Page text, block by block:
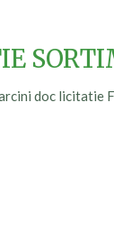
doc licitatie